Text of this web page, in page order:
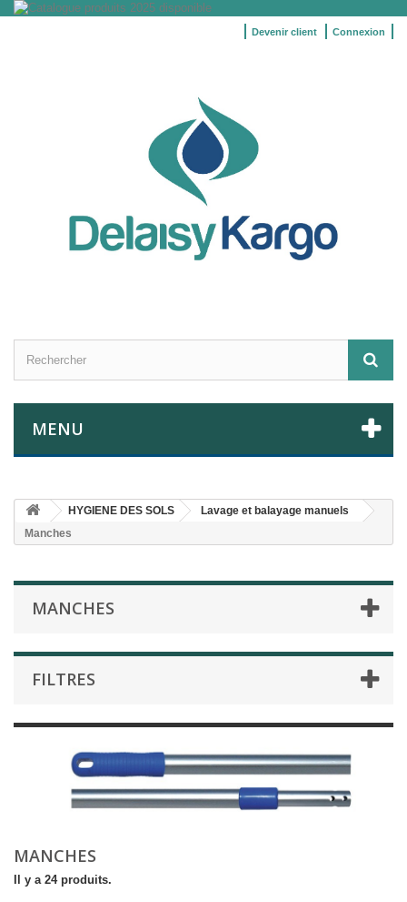
Connexion
Devenir client
MENU
HYGIENE DES SOLS
Lavage et balayage manuels
Manches
MANCHES
FILTRES
MANCHES
Il y a 24 produits.